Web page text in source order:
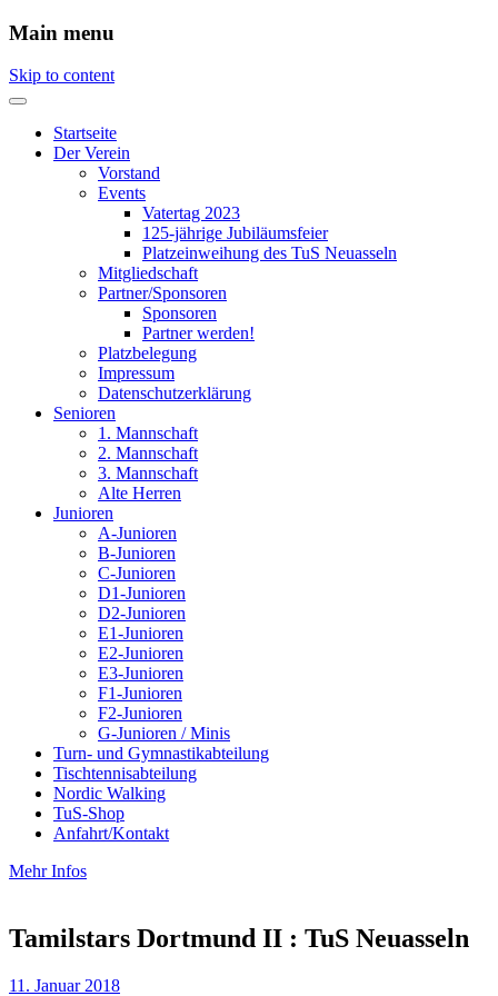
Main menu
Skip to content
Startseite
Der Verein
Vorstand
Events
Vatertag 2023
125-jährige Jubiläumsfeier
Platzeinweihung des TuS Neuasseln
Mitgliedschaft
Partner/Sponsoren
Sponsoren
Partner werden!
Platzbelegung
Impressum
Datenschutzerklärung
Senioren
1. Mannschaft
2. Mannschaft
3. Mannschaft
Alte Herren
Junioren
A-Junioren
B-Junioren
C-Junioren
D1-Junioren
D2-Junioren
E1-Junioren
E2-Junioren
E3-Junioren
F1-Junioren
F2-Junioren
G-Junioren / Minis
Turn- und Gymnastikabteilung
Tischtennisabteilung
Nordic Walking
TuS-Shop
Anfahrt/Kontakt
Mehr Infos
Tamilstars Dortmund II : TuS Neuasseln
11. Januar 2018